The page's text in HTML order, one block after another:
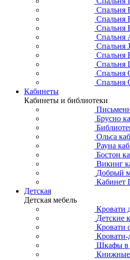
Спальня
Спальня
Спальня
Спальня
Спальня
Спальня
Спальня
Спальня
Спальня
Кабинеты
Кабинеты и библиотеки
Брусно
Ольса
Рауна
Бостон
Викинг
Добрый
Кабинет
Детская
Детская мебель
Кровати
Детские
Кровати
Шкафы в
Книжные